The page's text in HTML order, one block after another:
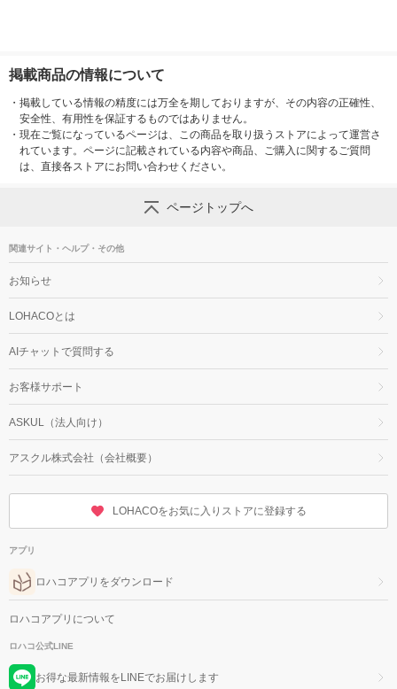
掲載商品の情報について
・ 掲載している情報の精度には万全を期しておりますが、その内容の正確性、
安全性、有用性を保証するものではありません。
・ 現在ご覧になっているページは、この商品を取り扱うストアによって運営さ
れています。ページに記載されている内容や商品、ご購入に関するご質問
は、直接各ストアにお問い合わせください。
ページトップへ
関連サイト・ヘルプ・その他
お知らせ
LOHACOとは
AIチャットで質問する
お客様サポート
ASKUL（法人向け）
アスクル株式会社（会社概要）
LOHACOをお気に入りストアに登録する
アプリ
ロハコアプリをダウンロード
ロハコアプリについて
ロハコ公式LINE
お得な最新情報をLINEでお届けします